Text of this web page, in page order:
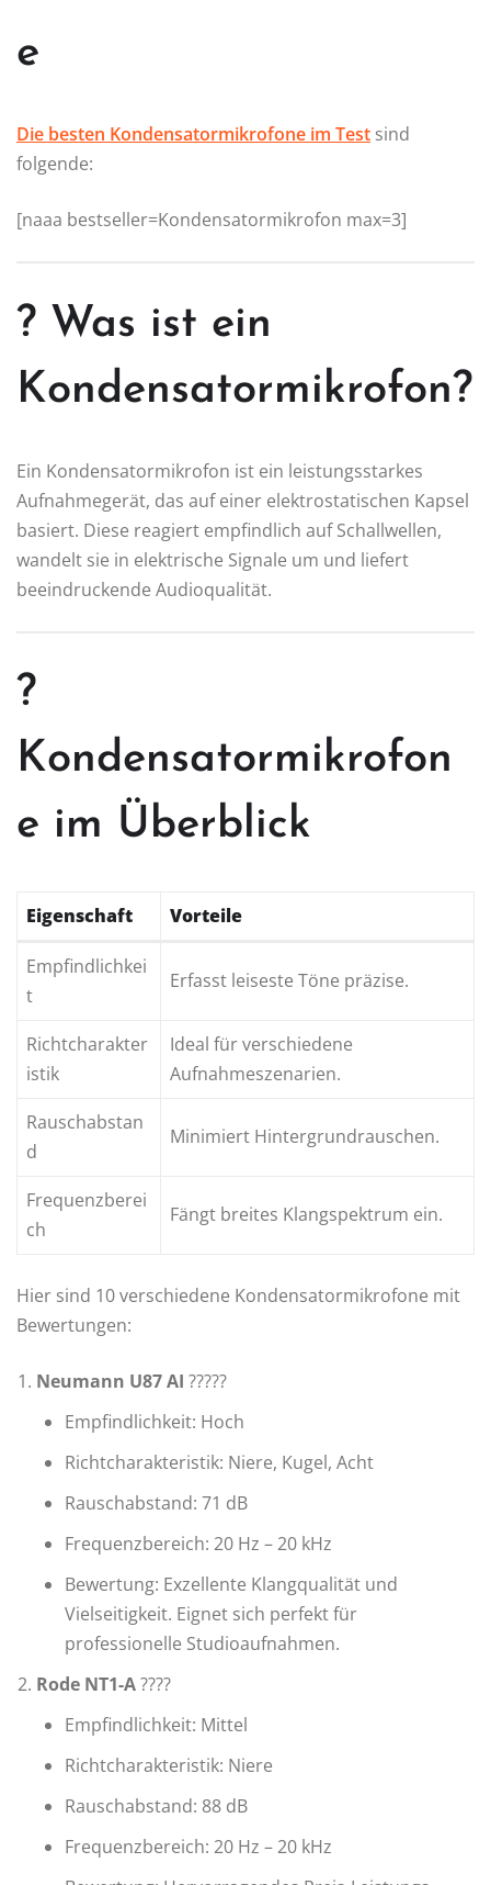
e
Die besten Kondensatormikrofone im Test sind
folgende:
[naaa bestseller=Kondensatormikrofon max=3]
? Was ist ein
Kondensatormikrofon?
Ein Kondensatormikrofon ist ein leistungsstarkes
Aufnahmegerät, das auf einer elektrostatischen Kapsel
basiert. Diese reagiert empfindlich auf Schallwellen,
wandelt sie in elektrische Signale um und liefert
beeindruckende Audioqualität.
?
Kondensatormikrofon
e im Überblick
Eigenschaft Vorteile
Empfindlichkei
t
Erfasst leiseste Töne präzise.
Richtcharakter
istik
Ideal für verschiedene
Aufnahmeszenarien.
Rauschabstan
d
Minimiert Hintergrundrauschen.
Frequenzberei
ch
Fängt breites Klangspektrum ein.
Hier sind 10 verschiedene Kondensatormikrofone mit
Bewertungen:
Neumann U87 AI ?????
Empfindlichkeit: Hoch
Richtcharakteristik: Niere, Kugel, Acht
Rauschabstand: 71 dB
Frequenzbereich: 20 Hz – 20 kHz
Bewertung: Exzellente Klangqualität und
Vielseitigkeit. Eignet sich perfekt für
professionelle Studioaufnahmen.
Rode NT1-A????
Empfindlichkeit: Mittel
Richtcharakteristik: Niere
Rauschabstand: 88 dB
Frequenzbereich: 20 Hz – 20 kHz